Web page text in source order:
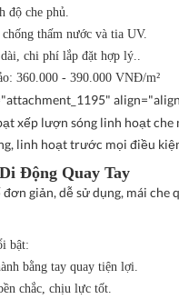
độ che phủ.
thấm nước và tia UV.
chi phí lắp đặt hợp lý..
: 360.000 - 390.000 VNĐ/m²
linh hoạt trước mọi điều
Động Quay Tay
giản, dễ sử dụng, mái che
bật:
bằng tay quay tiện lợi.
chắc, chịu lực tốt.